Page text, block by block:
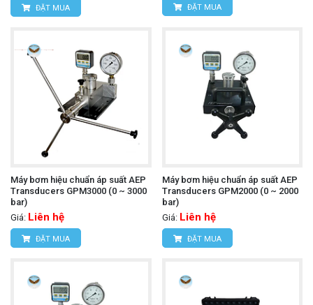
ĐẶT MUA ĐẶT MUA
Máy bơm hiệu chuẩn áp suất AEP
Transducers GPM3000 (0 ~ 3000
bar)
Giá: Liên hệ
ĐẶT MUA
Máy bơm hiệu chuẩn áp suất AEP
Transducers GPM2000 (0 ~ 2000
bar)
Giá: Liên hệ
ĐẶT MUA